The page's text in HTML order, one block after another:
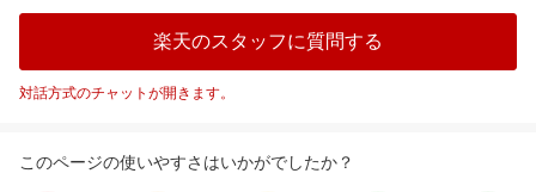
楽天のスタッフに質問する
対話方式のチャットが開きます。
このページの使いやすさはいかがでしたか？